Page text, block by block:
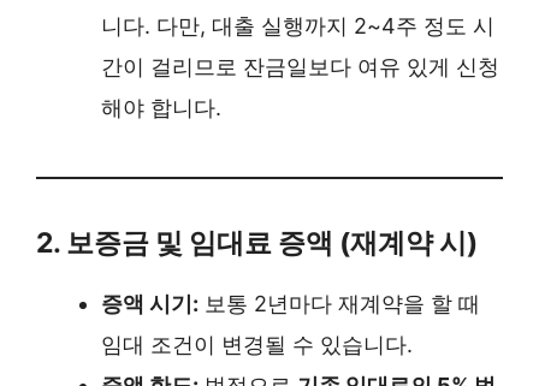
니다. 다만, 대출 실행까지 2~4주 정도 시
간이 걸리므로 잔금일보다 여유 있게 신청
해야 합니다.
2. 보증금 및 임대료 증액 (재계약 시)
증액 시기: 보통 2년마다 재계약을 할 때
임대 조건이 변경될 수 있습니다.